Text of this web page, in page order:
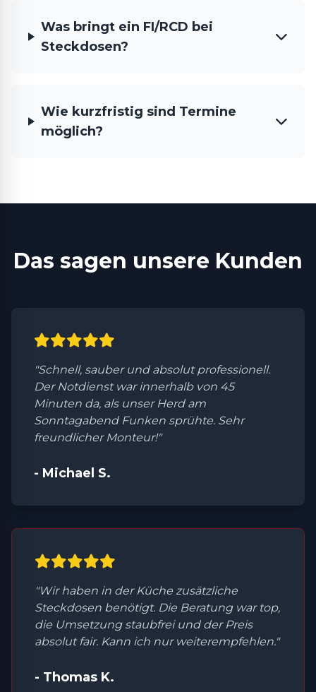
Was bringt ein FI/RCD bei
Steckdosen?
Wie kurzfristig sind Termine
möglich?
Das sagen unsere Kunden
"Schnell, sauber und absolut professionell.
Der Notdienst war innerhalb von 45
Minuten da, als unser Herd am
Sonntagabend Funken sprühte. Sehr
freundlicher Monteur!"
- Michael S.
"Wir haben in der Küche zusätzliche
Steckdosen benötigt. Die Beratung war top,
die Umsetzung staubfrei und der Preis
absolut fair. Kann ich nur weiterempfehlen."
- Thomas K.